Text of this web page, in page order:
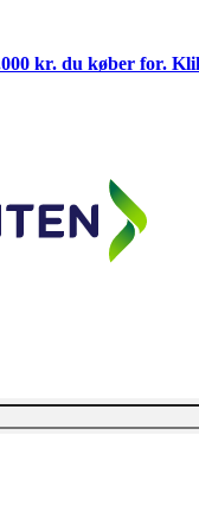
kr. du køber for.